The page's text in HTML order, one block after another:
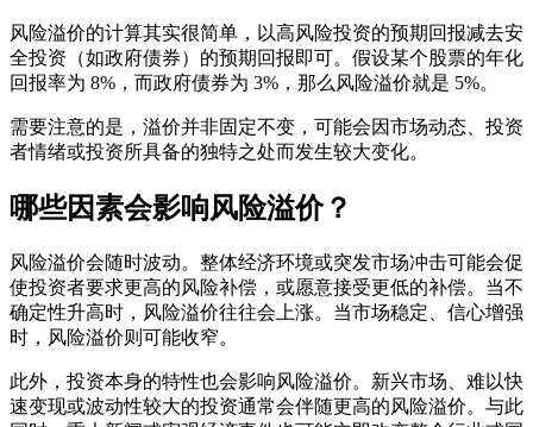
风险溢价的计算其实很简单，以高风险投资的预期回报减去安
全投资（如政府债券）的预期回报即可。假设某个股票的年化
回报率为 8%，而政府债券为 3%，那么风险溢价就是 5%。
需要注意的是，溢价并非固定不变，可能会因市场动态、投资
者情绪或投资所具备的独特之处而发生较大变化。
哪些因素会影响风险溢价？
风险溢价会随时波动。整体经济环境或突发市场冲击可能会促
使投资者要求更高的风险补偿，或愿意接受更低的补偿。当不
确定性升高时，风险溢价往往会上涨。当市场稳定、信心增强
时，风险溢价则可能收窄。
此外，投资本身的特性也会影响风险溢价。新兴市场、难以快
速变现或波动性较大的投资通常会伴随更高的风险溢价。与此